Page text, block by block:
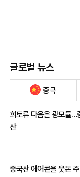
글로벌 뉴스
중국
희토류 다음은 광모듈…
산
중국산 에어콘을 웃돈